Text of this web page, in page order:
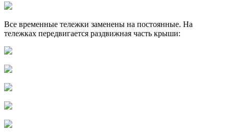
Все временные тележки заменены на постоянные. На
тележках передвигается раздвижная часть крыши: